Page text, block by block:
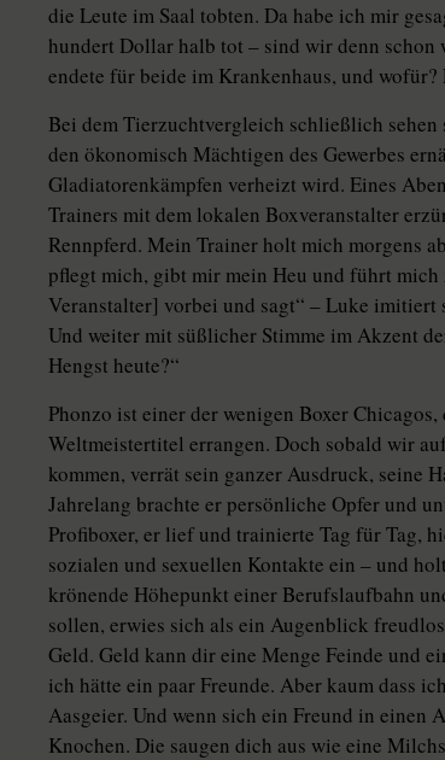
die Leute im Saal tobten. Da habe ich mir
hundert Dollar halb tot – sind wir denn
endete für beide im Krankenhaus, und
Bei dem Tierzuchtvergleich schließlich
den ökonomisch Mächtigen des Gewerbes
Gladiatorenkämpfen verheizt wird. Eines
Trainers mit dem lokalen Boxveranstalter
Rennpferd. Mein Trainer holt mich morgens
pflegt mich, gibt mir mein Heu und führt
Veranstalter] vorbei und sagt“ – Luke imitiert
Und weiter mit süßlicher Stimme im Akzent
Hengst heute?“
Phonzo ist einer der wenigen Boxer
Weltmeistertitel errangen. Doch sobald wir
kommen, verrät sein ganzer Ausdruck, seine
Jahrelang brachte er persönliche Opfer und
Profiboxer, er lief und trainierte Tag für Tag,
sozialen und sexuellen Kontakte ein – und
krönende Höhepunkt einer Berufslaufbahn
sollen, erwies sich als ein Augenblick
Geld. Geld kann dir eine Menge Feinde und
ich hätte ein paar Freunde. Aber kaum dass
Aasgeier. Und wenn sich ein Freund in
Knochen. Die saugen dich aus wie eine